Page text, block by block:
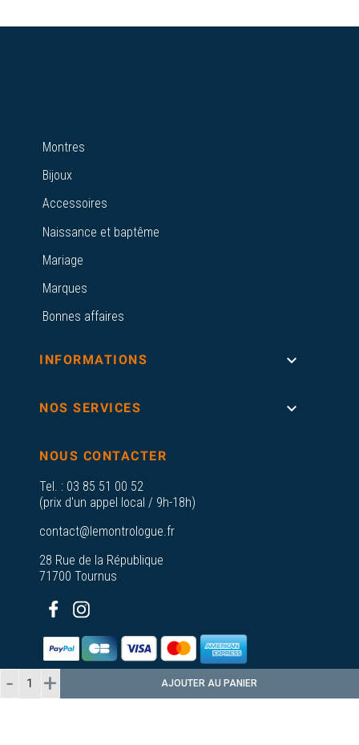
AJOUTER AU PANIER
Montres
Bijoux
Accessoires
Naissance et baptême
Mariage
Marques
Bonnes affaires
INFORMATIONS 
NOS SERVICES 
NOUS CONTACTER
Tel. : 03 85 51 00 52
(prix d'un appel local / 9h-18h)
contact@lemontrologue.fr
28 Rue de la République
71700 Tournus